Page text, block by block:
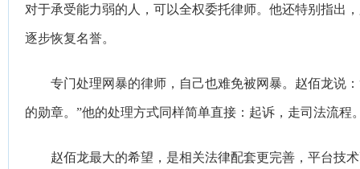
对于承受能力弱的人，可以全权委托律师。他还特别指
逐步恢复名誉。
专门处理网暴的律师，自己也难免被网暴。 赵佰龙说
的勋章。”他的处理方式同样简单直接：起诉，走司法流程
赵佰龙最大的希望，是相关法律配套更完善，平台技